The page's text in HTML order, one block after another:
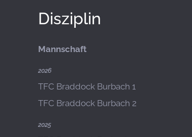
Disziplin
Mannschaft
2026
TFC Braddock Burbach 1
TFC Braddock Burbach 2
2025